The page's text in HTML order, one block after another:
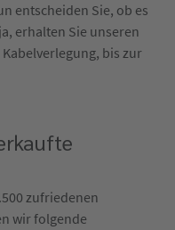
entscheiden Sie, ob es
erhalten Sie unseren
bis zur
zufriedenen
wir folgende